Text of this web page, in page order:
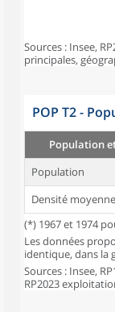
Sources : Insee,
principales,
POP T2 -
Population
Population
Densité
(*) 1967 et 1974
Les données
identique, dans la
Sources : Insee,
RP2023